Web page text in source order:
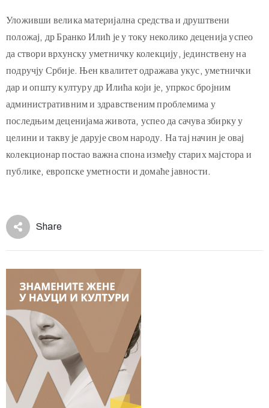
Збирку стране уметности и присете се њеног некадашњег
власника.
Уложивши велика материјална средства и друштвени
положај, др Бранко Илић је у току неколико деценија успео
да створи врхунску уметничку колекцију, јединствену на
подручју Србије. Њен квалитет одражава укус, уметнички
дар и општу културу др Илића који је, упркос бројним
административним и здравственим проблемима у
последњим деценијама живота, успео да сачува збирку у
целини и такву је дарује свом народу. На тај начин је овај